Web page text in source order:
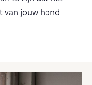
van jouw hond